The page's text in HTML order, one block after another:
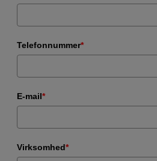
Telefonnummer*
E-mail*
Virksomhed*